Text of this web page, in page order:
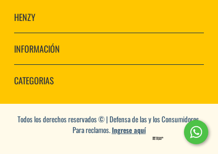
HENZY
INFORMACIÓN
CATEGORIAS
Todos los derechos reservados © | Defensa de las y los Consumidores.
Para reclamos.Ingrese aquí